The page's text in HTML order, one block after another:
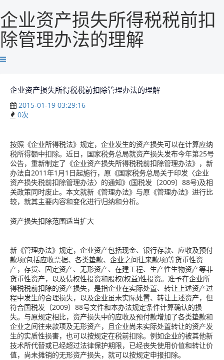
企业资产损失所得税税前扣
除管理办法的理解
企业资产损失所得税税前扣除管理办法的理解
2015-01-19 03:29:16
0次
按照《企业所得税法》规定，企业发生的资产损失可以在计算应纳
税所得额中扣除。近日，国家税务总局就资产损失发布今年第25号
公告，重新制定了《企业资产损失所得税税前扣除管理办法》，新
办法自2011年1月1日起施行，原《国家税务总局关于印发〈企业
资产损失税前扣除管理办法〉的通知》(国税发〔2009〕88号)及相
关政策同时废止。本文就新《管理办法》与原《管理办法》进行比
较，就其主要内容和变化进行归纳和分析。
资产损失扣除范围适当扩大
新《管理办法》规定，企业资产包括现金、银行存款、应收及预付
款项(包括应收票据、各类垫款、企业之间往来款项)等货币性资
产，存货、固定资产、无形资产、在建工程、生产性生物资产等非
货币性资产，以及债权性投资和股权(权益)性投资。准予在企业所
得税税前扣除的资产损失，是指企业在实际处置、转让上述资产过
程中发生的合理损失，以及企业虽未实际处置、转让上述资产，但
符合国税发〔2009〕88号文件和本办法规定条件计算确认的损
失。与原规定相比，资产损失中的应收及预付款增加了各类垫款和
企业之间往来款项及无形资产，且企业尚未实际处置转让的资产发
生的实质性损害，也可以按规定在税前扣除。例如企业的被其他新
技术所代替或已经超过法律保护期限，已经丧失使用价值和转让价
值，尚未摊销的无形资产损失，就可以按规定申报扣除。